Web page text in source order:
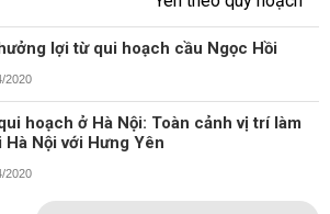
lợi từ qui hoạch cầu Ngọc Hồi
2020
hoạch ở Hà Nội: Toàn cảnh vị trí làm
Nội với Hưng Yên
2020